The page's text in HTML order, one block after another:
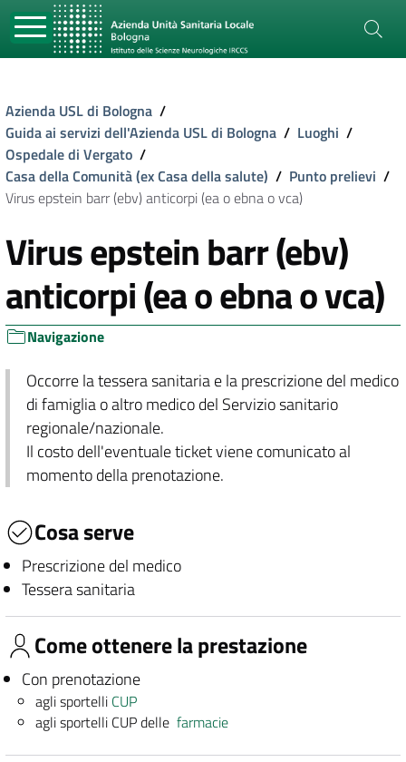
Azienda USL di Bologna /
Guida ai servizi dell'Azienda USL di Bologna / Luoghi /
Ospedale di Vergato /
Casa della Comunità (ex Casa della salute) / Punto prelievi /
Virus epstein barr (ebv) anticorpi (ea o ebna o vca)
Virus epstein barr (ebv)
anticorpi (ea o ebna o vca)
Navigazione
Occorre la tessera sanitaria e la prescrizione del medico
di famiglia o altro medico del Servizio sanitario
regionale/nazionale.
Il costo dell'eventuale ticket viene comunicato al
momento della prenotazione.
Cosa serve
Prescrizione del medico
Tessera sanitaria
Come ottenere la prestazione
Con prenotazione
agli sportelli CUP
agli sportelli CUP dellefarmacie